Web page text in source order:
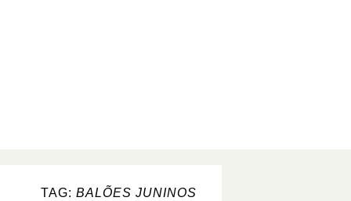
TAG: BALÕES JUNINOS